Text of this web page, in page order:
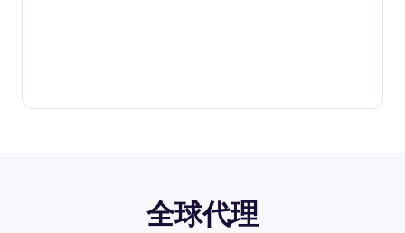
全球代理